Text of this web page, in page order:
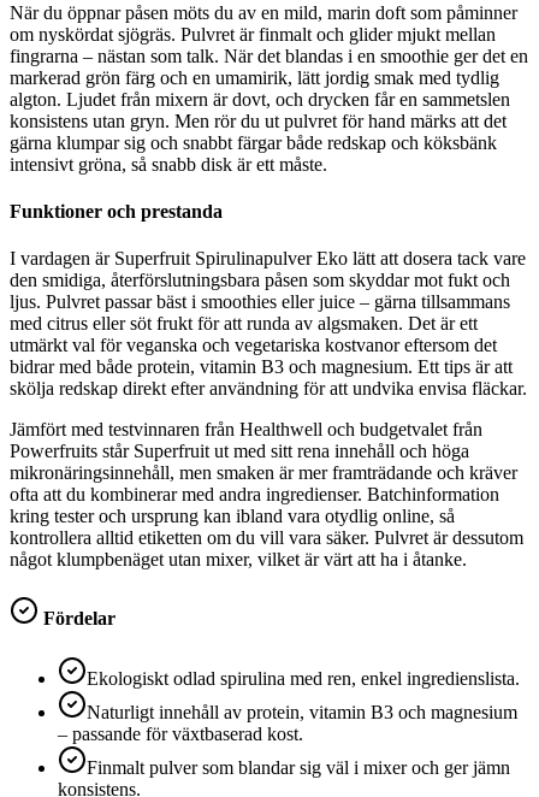
När du öppnar påsen möts du av en mild, marin doft som påminner
om nyskördat sjögräs. Pulvret är finmalt och glider mjukt mellan
fingrarna – nästan som talk. När det blandas i en smoothie ger det en
markerad grön färg och en umamirik, lätt jordig smak med tydlig
algton. Ljudet från mixern är dovt, och drycken får en sammetslen
konsistens utan gryn. Men rör du ut pulvret för hand märks att det
gärna klumpar sig och snabbt färgar både redskap och köksbänk
intensivt gröna, så snabb disk är ett måste.
Funktioner och prestanda
I vardagen är Superfruit Spirulinapulver Eko lätt att dosera tack vare
den smidiga, återförslutningsbara påsen som skyddar mot fukt och
ljus. Pulvret passar bäst i smoothies eller juice – gärna tillsammans
med citrus eller söt frukt för att runda av algsmaken. Det är ett
utmärkt val för veganska och vegetariska kostvanor eftersom det
bidrar med både protein, vitamin B3 och magnesium. Ett tips är att
skölja redskap direkt efter användning för att undvika envisa fläckar.
Jämfört med testvinnaren från Healthwell och budgetvalet från
Powerfruits står Superfruit ut med sitt rena innehåll och höga
mikronäringsinnehåll, men smaken är mer framträdande och kräver
ofta att du kombinerar med andra ingredienser. Batchinformation
kring tester och ursprung kan ibland vara otydlig online, så
kontrollera alltid etiketten om du vill vara säker. Pulvret är dessutom
något klumpbenäget utan mixer, vilket är värt att ha i åtanke.
Fördelar
Ekologiskt odlad spirulina med ren, enkel ingredienslista.
Naturligt innehåll av protein, vitamin B3 och magnesium
– passande för växtbaserad kost.
Finmalt pulver som blandar sig väl i mixer och ger jämn
konsistens.